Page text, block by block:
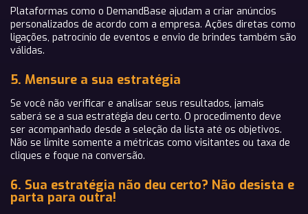
Plataformas como o DemandBase ajudam a criar anúncios
personalizados de acordo com a empresa. Ações diretas como
ligações, patrocínio de eventos e envio de brindes também são
válidas.
5. Mensure a sua estratégia
Se você não verificar e analisar seus resultados, jamais
saberá se a sua estratégia deu certo. O procedimento deve
ser acompanhado desde a seleção da lista até os objetivos.
Não se limite somente a métricas como visitantes ou taxa de
cliques e foque na conversão.
6. Sua estratégia não deu certo? Não desista e
parta para outra!